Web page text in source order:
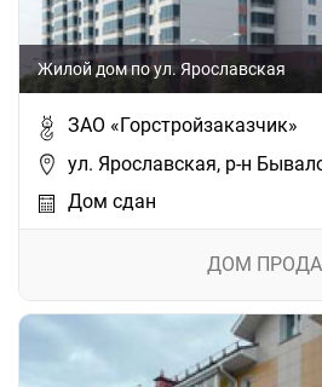
Жилой дом по ул. Ярославская
ЗАО «Горстройзаказчик»
ул. Ярославская, р-н
Дом сдан
ДОМ